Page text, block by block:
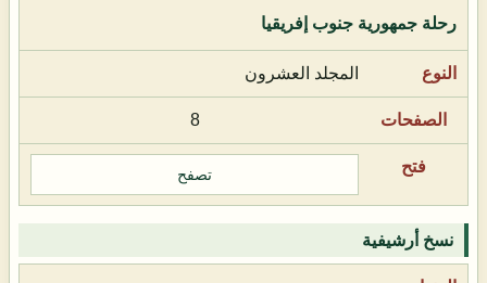
رحلة جمهورية جنوب إفريقيا
المجلد العشرون
8
تصفح
نسخ أرشيفية